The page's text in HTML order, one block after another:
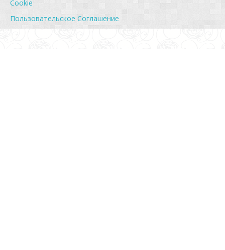
Cookie
Пользовательское Соглашение